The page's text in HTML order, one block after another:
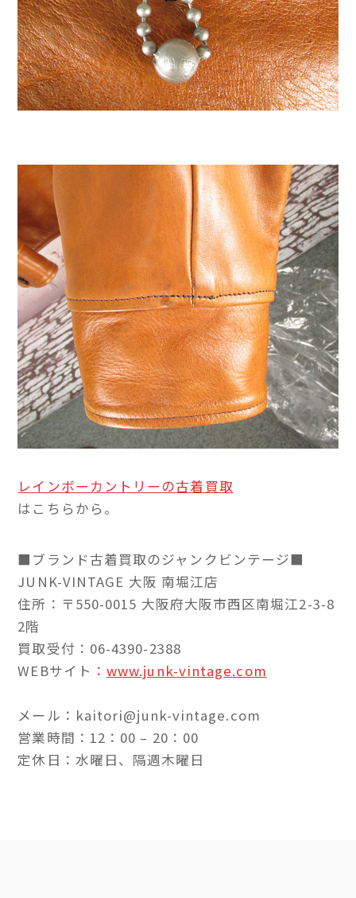
レインボーカントリーの古着買取
はこちらから。
■ブランド古着買取のジャンクビンテージ■
JUNK-VINTAGE 大阪 南堀江店
住所：〒550-0015 大阪府大阪市西区南堀江2-3-8
2階
買取受付：06-4390-2388
WEBサイト：www.junk-vintage.com
メール：kaitori@junk-vintage.com
営業時間：12：00 – 20：00
定休日：水曜日、隔週木曜日